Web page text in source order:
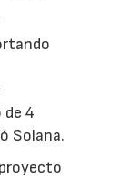
4
Solana.